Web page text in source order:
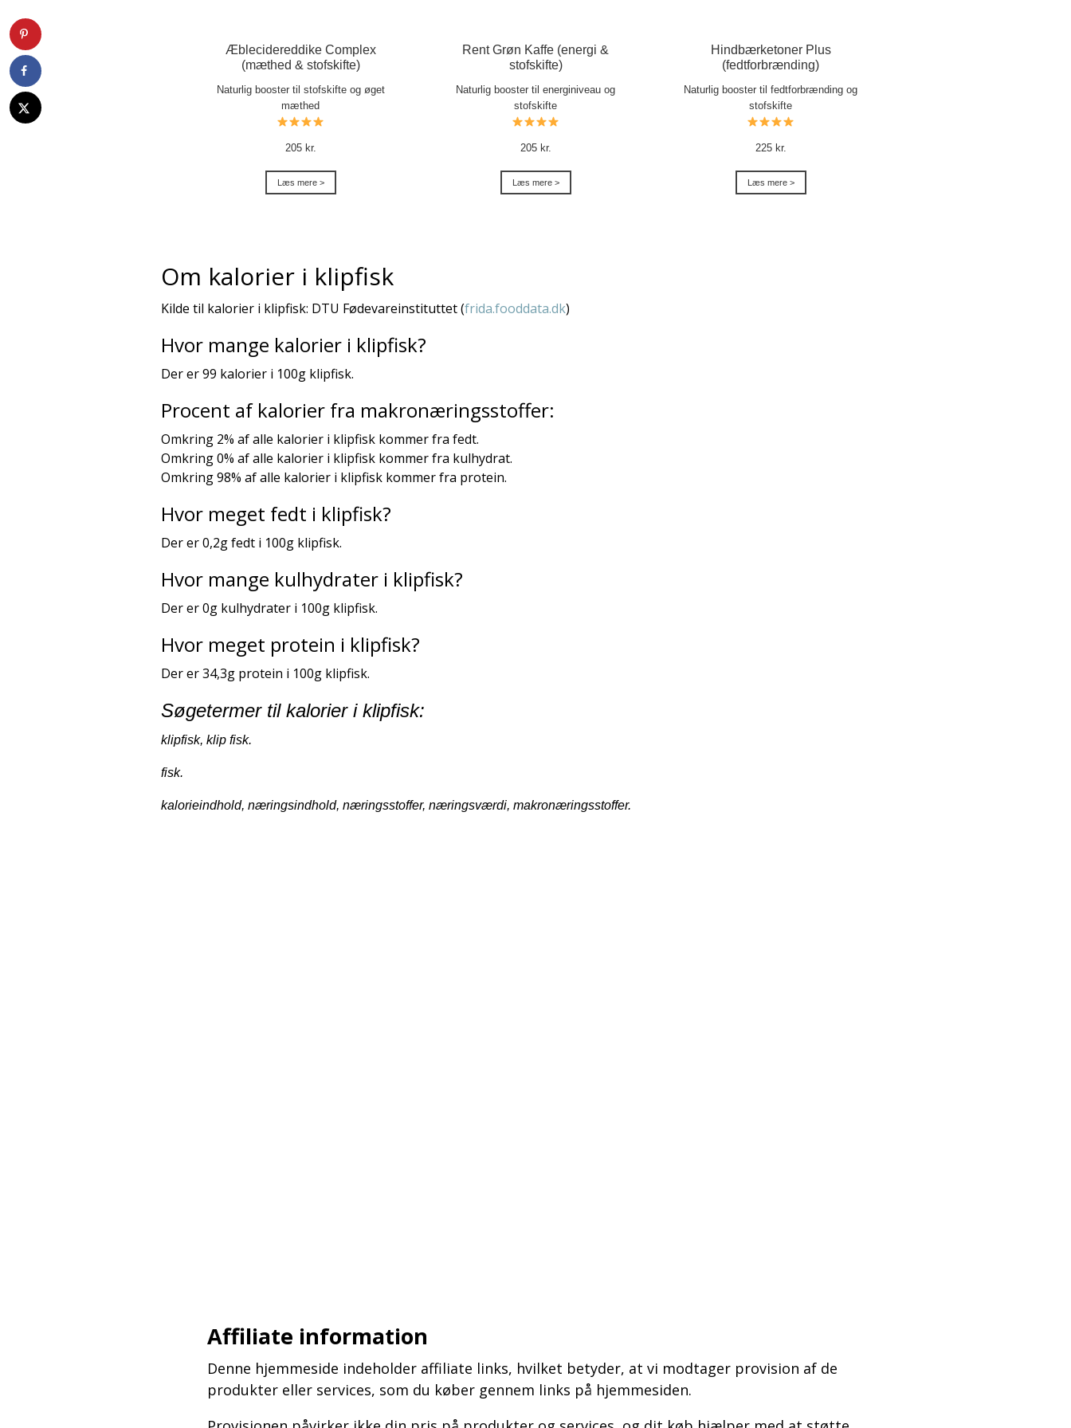
Æblecidereddike Complex
(mæthed & stofskifte)
Naturlig booster til stofskifte og øget
mæthed
205 kr.
Læs mere >
Rent Grøn Kaffe (energi &
stofskifte)
Naturlig booster til energiniveau og
stofskifte
205 kr.
Læs mere >
Hindbærketoner Plus
(fedtforbrænding)
Naturlig booster til fedtforbrænding og
stofskifte
225 kr.
Læs mere >
Om kalorier i klipfisk
Kilde til kalorier i klipfisk: DTU Fødevareinstituttet (frida.fooddata.dk)
Hvor mange kalorier i klipfisk?
Der er 99 kalorier i 100g klipfisk.
Procent af kalorier fra makronæringsstoffer:
Omkring 2% af alle kalorier i klipfisk kommer fra fedt.
Omkring 0% af alle kalorier i klipfisk kommer fra kulhydrat.
Omkring 98% af alle kalorier i klipfisk kommer fra protein.
Hvor meget fedt i klipfisk?
Der er 0,2g fedt i 100g klipfisk.
Hvor mange kulhydrater i klipfisk?
Der er 0g kulhydrater i 100g klipfisk.
Hvor meget protein i klipfisk?
Der er 34,3g protein i 100g klipfisk.
Søgetermer til kalorier i klipfisk:
klipfisk, klip fisk.
fisk.
kalorieindhold, næringsindhold, næringsstoffer, næringsværdi, makronæringsstoffer.
Affiliate information
Denne hjemmeside indeholder affiliate links, hvilket betyder, at vi modtager provision af de
produkter eller services, som du køber gennem links på hjemmesiden.